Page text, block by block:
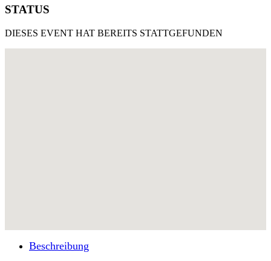
STATUS
DIESES EVENT HAT BEREITS STATTGEFUNDEN
Beschreibung